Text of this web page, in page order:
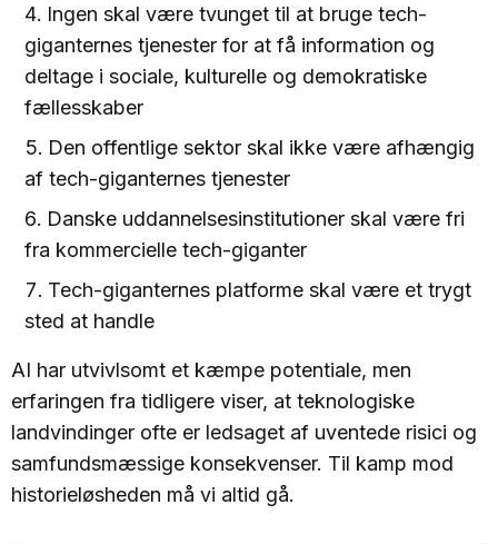
Ingen skal være tvunget til at bruge tech-
giganternes tjenester for at få information og
deltage i sociale, kulturelle og demokratiske
fællesskaber
Den offentlige sektor skal ikke være afhængig
af tech-giganternes tjenester
Danske uddannelsesinstitutioner skal være fri
fra kommercielle tech-giganter
Tech-giganternes platforme skal være et trygt
sted at handle
AI har utvivlsomt et kæmpe potentiale, men
erfaringen fra tidligere viser, at teknologiske
landvindinger ofte er ledsaget af uventede risici og
samfundsmæssige konsekvenser. Til kamp mod
historieløsheden må vi altid gå.